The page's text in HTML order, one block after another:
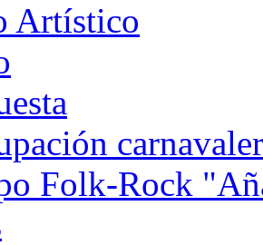
Artístico
Folk-Rock